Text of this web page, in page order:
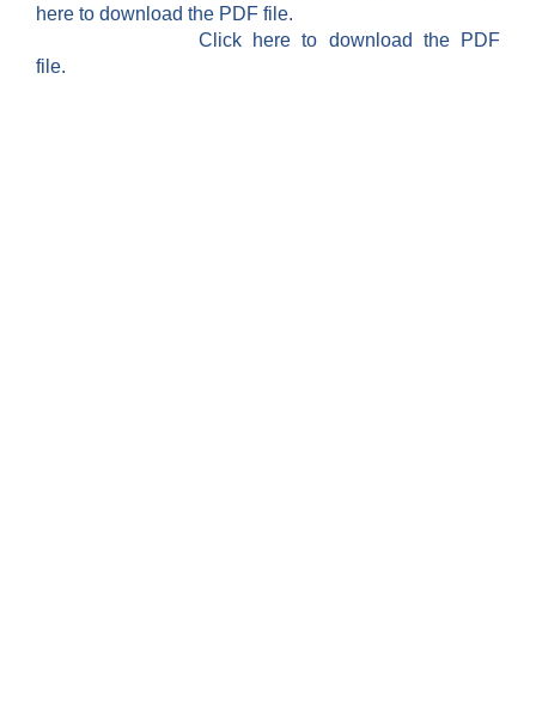
here to download the PDF file.
Click here to download the PDF
file.